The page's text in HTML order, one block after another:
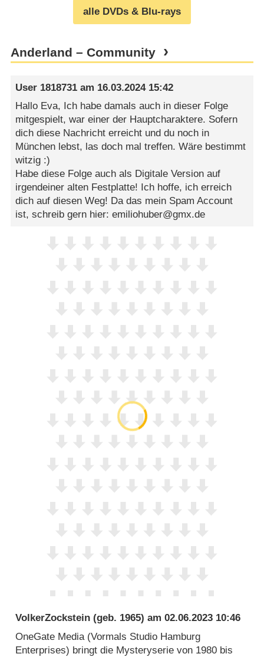
alle DVDs & Blu-rays
Anderland – Community
User 1818731 am 16.03.2024 15:42
Hallo Eva, Ich habe damals auch in dieser Folge
mitgespielt, war einer der Hauptcharaktere. Sofern
dich diese Nachricht erreicht und du noch in
München lebst, las doch mal treffen. Wäre bestimmt
witzig :)
Habe diese Folge auch als Digitale Version auf
irgendeiner alten Festplatte! Ich hoffe, ich erreich
dich auf diesen Weg! Da das mein Spam Account
ist, schreib gern hier: emiliohuber@gmx.de
VolkerZockstein (geb. 1965) am02.06.2023 10:46
OneGate Media (Vormals Studio Hamburg
Enterprises) bringt die Mysteryserie von 1980 bis